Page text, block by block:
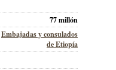
77 millón
Embajadas y consulados
de Etiopía